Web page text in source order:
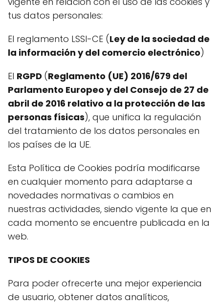
tus datos personales:
El reglamento LSSI-CE (Ley de la sociedad de
la información y del comercio electrónico)
El RGPD (Reglamento (UE) 2016/679 del
Parlamento Europeo y del Consejo de 27 de
abril de 2016 relativo a la protección de las
personas físicas), que unifica la regulación
del tratamiento de los datos personales en
los países de la UE.
Esta Política de Cookies podría modificarse
en cualquier momento para adaptarse a
novedades normativas o cambios en
nuestras actividades, siendo vigente la que en
cada momento se encuentre publicada en la
web.
TIPOS DE COOKIES
Para poder ofrecerte una mejor experiencia
de usuario, obtener datos analíticos,